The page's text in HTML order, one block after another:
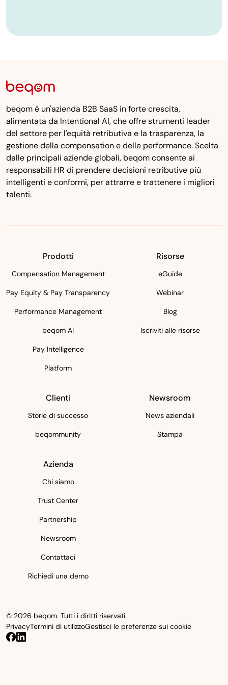
beqom è un'azienda B2B SaaS in forte crescita,
alimentata da Intentional AI, che offre strumenti leader
del settore per l'equità retributiva e la trasparenza, la
gestione della compensation e delle performance. Scelta
dalle principali aziende globali, beqom consente ai
responsabili HR di prendere decisioni retributive più
intelligenti e conformi, per attrarre e trattenere i migliori
talenti.
Prodotti
Compensation Management
Pay Equity & Pay Transparency
Performance Management
beqom AI
Pay Intelligence
Platform
Risorse
eGuide
Webinar
Blog
Iscriviti alle risorse
Clienti
Storie di successo
beqommunity
Newsroom
News aziendali
Stampa
Azienda
Chi siamo
Trust Center
Partnership
Newsroom
Contattaci
Richiedi una demo
© 2026 beqom. Tutti i diritti riservati.
PrivacyTermini di utilizzoGestisci le preferenze sui cookie